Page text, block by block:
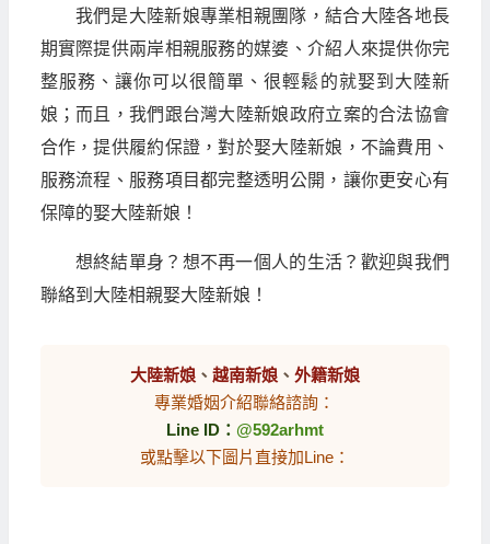
我們是大陸新娘專業相親團隊，結合大陸各地長
期實際提供兩岸相親服務的媒婆、介紹人來提供你完
整服務、讓你可以很簡單、很輕鬆的就娶到大陸新
娘；而且，我們跟台灣大陸新娘政府立案的合法協會
合作，提供履約保證，對於娶大陸新娘，不論費用、
服務流程、服務項目都完整透明公開，讓你更安心有
保障的娶大陸新娘！
想終結單身？想不再一個人的生活？歡迎與我們
聯絡到大陸相親娶大陸新娘！
大陸新娘、 越南新娘、 外籍新娘
專業婚姻介紹聯絡諮詢：
Line ID： @592arhmt
或點擊以下圖片直接加Line：